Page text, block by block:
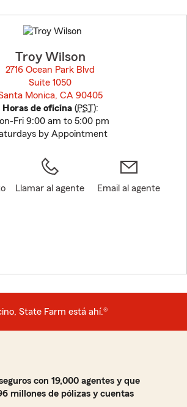
to
before
Troy Wilson
2716 Ocean Park Blvd
Suite 1050
Monica, CA 90405
Horas de oficina(PST):
Fri 9:00 am to 5:00 pm
by Appointment
Llamar al agente Email al agente
State Farm está ahí.®
con 19,000 agentes y que
millones de pólizas y cuentas